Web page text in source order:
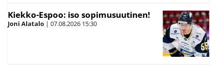
Kiekko-Espoo: iso sopimusuutinen!
Joni Alatalo | 07.08.2026 15:30